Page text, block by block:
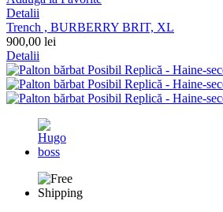
Detalii
Trench , BURBERRY BRIT, XL
900,00 lei
Detalii